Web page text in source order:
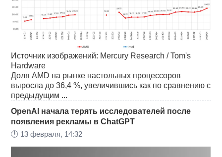
Источник изображений: Mercury Research / Tom's
Hardware
Доля AMD на рынке настольных процессоров
выросла до 36,4 %, увеличившись как по сравнению с
предыдущим ...
OpenAI начала терять исследователей после
появления рекламы в ChatGPT
🕛 13 февраля, 14:32